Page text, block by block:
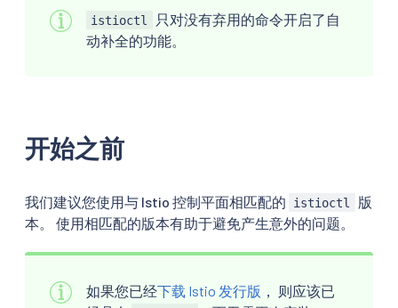
istioctl
只对没有弃用的命令开启了自
动补全的功能。
开始之前
我们建议您使用与 Istio 控制平面相匹配的 istioctl
版
本。 使用相匹配的版本有助于避免产生意外的问题。
如果您已经下载 Istio 发行版
， 则应该已